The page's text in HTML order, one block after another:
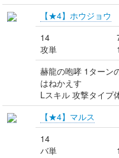
【★4】ホウジョウ
14
攻単
赫龍の咆哮 1ターン
はねかえす
Lスキル 攻撃タイプ
【★4】マルス
14
バ単